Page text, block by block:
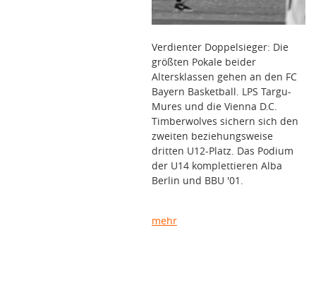
Verdienter Doppelsieger: Die
größten Pokale beider
Altersklassen gehen an den FC
Bayern Basketball. LPS Targu-
Mures und die Vienna D.C.
Timberwolves sichern sich den
zweiten beziehungsweise
dritten U12-Platz. Das Podium
der U14 komplettieren Alba
Berlin und BBU '01.
mehr